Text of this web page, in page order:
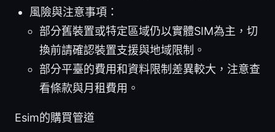
風險與注意事項：
部分舊裝置或特定區域仍以實體SIM為主，切
換前請確認裝置支援與地域限制。
部分平臺的費用和資料限制差異較大，注意查
看條款與月租費用。
Esim的購買管道